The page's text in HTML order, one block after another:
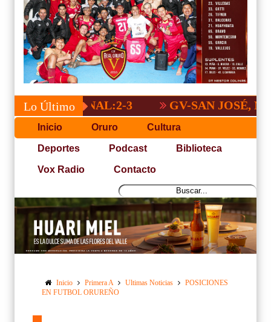
Lo Último
NACIONAL:2-3 GV-SAN JOSÉ, NO
Inicio Oruro Cultura
Deportes Podcast Biblioteca
Vox Radio Contacto
Inicio Primera A Ultimas Noticias
POSICIONES
EN FUTBOL ORUREÑO